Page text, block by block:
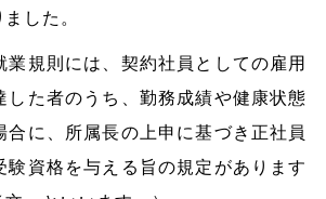
した。
業規則には、契約社員としての雇用
した者のうち、勤務成績や健康状態
合に、所属長の上申に基づき正社員
験資格を与える旨の規定があります